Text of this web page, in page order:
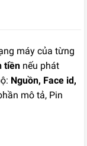
máy của từng
tiền nếu phát
Nguồn, Face id,
mô tả, Pin